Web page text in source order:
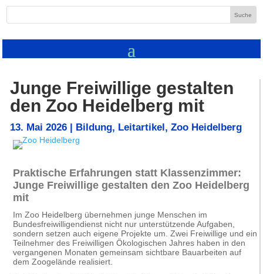
Junge Freiwillige gestalten
den Zoo Heidelberg mit
13. Mai 2026 | Bildung, Leitartikel, Zoo Heidelberg
Praktische Erfahrungen statt Klassenzimmer:
Junge Freiwillige gestalten den Zoo Heidelberg
mit
Im Zoo Heidelberg übernehmen junge Menschen im
Bundesfreiwilligendienst nicht nur unterstützende Aufgaben,
sondern setzen auch eigene Projekte um. Zwei Freiwillige und ein
Teilnehmer des Freiwilligen Ökologischen Jahres haben in den
vergangenen Monaten gemeinsam sichtbare Bauarbeiten auf
dem Zoogelände realisiert.